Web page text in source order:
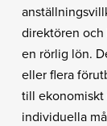
direktören
en rörlig lön.
eller flera
till ekonomiskt
individuella